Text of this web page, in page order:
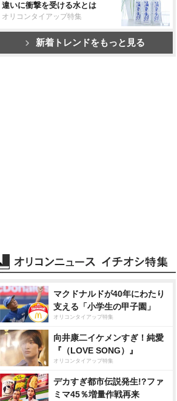
違いに衝撃を受ける水とは
オリコンタイアップ特集
新着トレンドをもっと見る
マクドナルドが40年にわたり
支える「小学生の甲子園」
オリコンタイアップ特集
向井康二イケメンすぎ！純愛
『（LOVE SONG）』
オリコンタイアップ特集
デカすぎ都市伝説発生!?ファ
ミマ45％増量作戦再来